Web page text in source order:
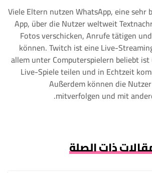
Viele Eltern nutzen WhatsApp, eine sehr
App, über die Nutzer weltweit
Fotos verschicken, Anrufe tätigen
können. Twitch ist eine Live-
allem unter Computerspielern beliebt
Live-Spiele teilen und in Echtzeit
Außerdem können die
mitverfolgen und mit
ذات الصلة